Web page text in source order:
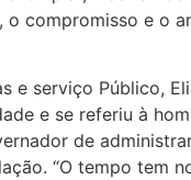
o compromisso e o
e serviço Público,
e se referiu à
de
“O tempo tem